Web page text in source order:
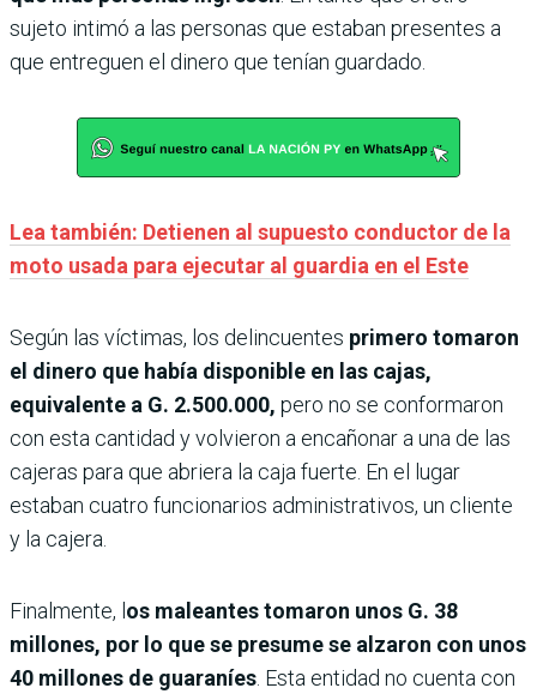
sujeto intimó a las personas que estaban presentes a
que entreguen el dinero que tenían guardado.
Lea también: Detienen al supuesto conductor de la
moto usada para ejecutar al guardia en el Este
Según las víctimas, los delincuentes primero tomaron
el dinero que había disponible en las cajas,
equivalente a G. 2.500.000, pero no se conformaron
con esta cantidad y volvieron a encañonar a una de las
cajeras para que abriera la caja fuerte. En el lugar
estaban cuatro funcionarios administrativos, un cliente
y la cajera.
Finalmente, l os maleantes tomaron unos G. 38
millones, por lo que se presume se alzaron con unos
40 millones de guaraníes . Esta entidad no cuenta con